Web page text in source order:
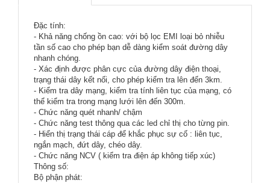
Đặc tính:
- Khả năng chống ồn cao: với bộ lọc EMI loại bỏ nhiễu
tần số cao cho phép bạn dễ dàng kiểm soát đường dây
nhanh chóng.
- Xác định được phân cực của đường dây điện thoại,
trạng thái dây kết nối, cho phép kiểm tra lên đến 3km.
- Kiểm tra dây mạng, kiểm tra tính liên tục của mạng, có
thể kiểm tra trong mạng lưới lên đến 300m.
- Chức năng quét nhanh/ chậm
- Chức năng test thông qua các led chỉ thị cho từng pin.
- Hiển thị trạng thái cáp để khắc phục sự cố : liên tục,
ngắn mạch, đứt dây, chéo dây.
- Chức năng NCV ( kiểm tra điện áp không tiếp xúc)
Thông số:
Bộ phận phát: